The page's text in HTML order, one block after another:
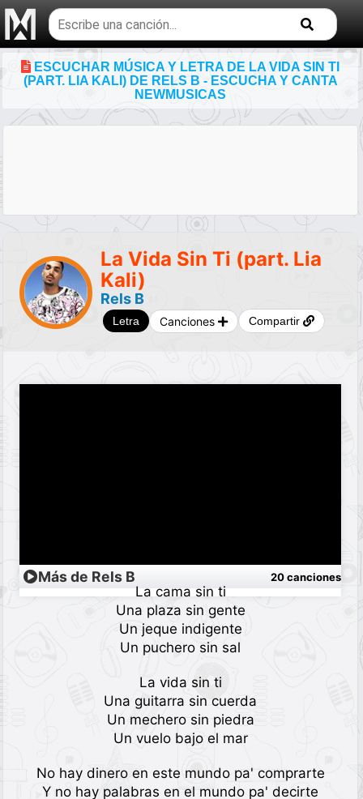
Buscar
temas
musicales
ESCUCHAR MÚSICA Y LETRA DE LA VIDA SIN TI
(PART. LIA KALI) DE RELS B - ESCUCHA Y CANTA
NEWMUSICAS
La Vida Sin Ti (part. Lia
Kali)
Rels B
Letra Canciones Compartir
La cama sin ti
Una plaza sin gente
Un jeque indigente
Un puchero sin sal
La vida sin ti
Una guitarra sin cuerda
Un mechero sin piedra
Un vuelo bajo el mar
No hay dinero en este mundo pa' comprarte
Y no hay palabras en el mundo pa' decirte
Más de Rels B 20 canciones